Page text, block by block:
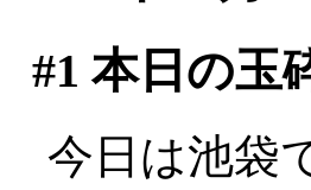
#1 本日の玉
今日は池袋